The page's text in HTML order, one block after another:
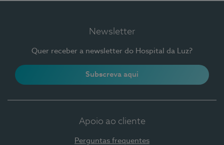
Newsletter
Quer receber a newsletter do Hospital da Luz?
Subscreva aqui
Apoio ao cliente
Perguntas frequentes